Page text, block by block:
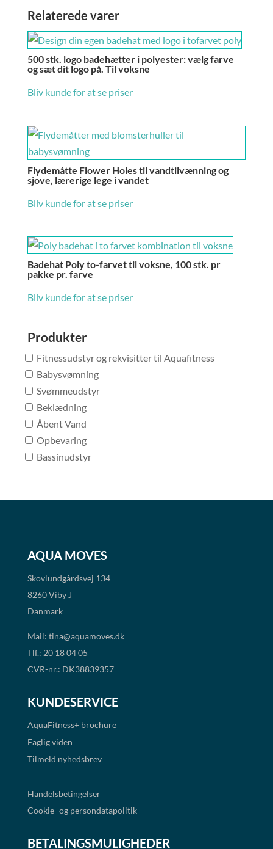
Relaterede varer
500 stk. logo badehætter i polyester: vælg farve
og sæt dit logo på. Til voksne
Bliv kunde for at se priser
Flydemåtte Flower Holes til vandtilvænning og
sjove, lærerige lege i vandet
Bliv kunde for at se priser
Badehat Poly to-farvet til voksne, 100 stk. pr
pakke pr. farve
Bliv kunde for at se priser
Produkter
Fitnessudstyr og rekvisitter til Aquafitness
Babysvømning
Svømmeudstyr
Beklædning
Åbent Vand
Opbevaring
Bassinudstyr
AQUA MOVES
Skovlundgårdsvej 134
8260 Viby J
Danmark
Mail: tina@aquamoves.dk
Tlf.: 20 18 04 05
CVR-nr.: DK38839357
KUNDESERVICE
AquaFitness+ brochure
Faglig viden
Tilmeld nyhedsbrev
Handelsbetingelser
Cookie- og persondatapolitik
BETALINGSMULIGHEDER